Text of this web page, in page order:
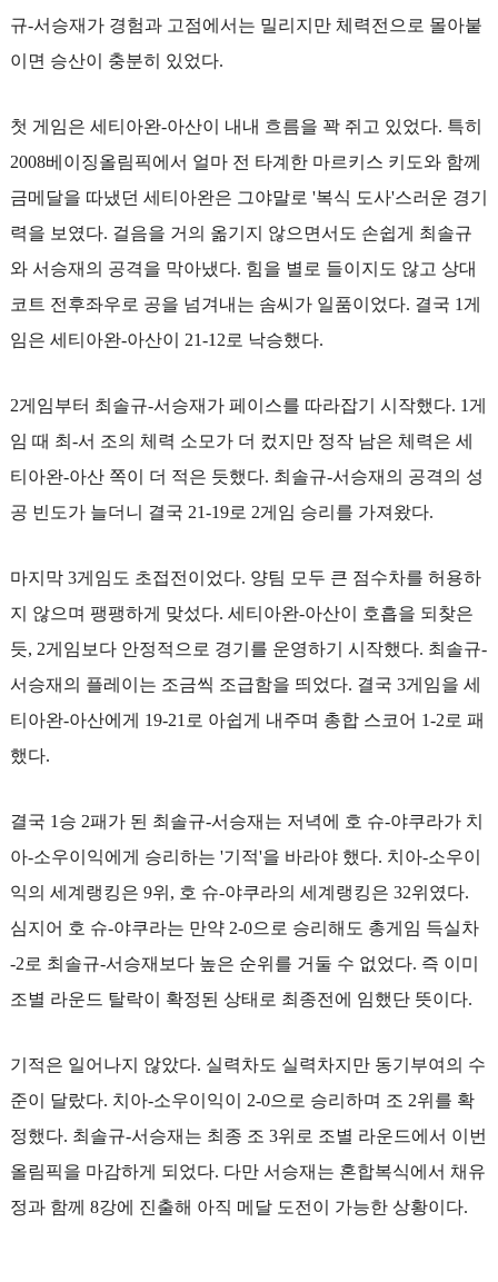
규-서승재가 경험과 고점에서는 밀리지만 체력전으로 몰아붙
이면 승산이 충분히 있었다.
첫 게임은 세티아완-아산이 내내 흐름을 꽉 쥐고 있었다. 특히
2008베이징올림픽에서 얼마 전 타계한 마르키스 키도와 함께
금메달을 따냈던 세티아완은 그야말로 '복식 도사'스러운 경기
력을 보였다. 걸음을 거의 옮기지 않으면서도 손쉽게 최솔규
와 서승재의 공격을 막아냈다. 힘을 별로 들이지도 않고 상대
코트 전후좌우로 공을 넘겨내는 솜씨가 일품이었다. 결국 1게
임은 세티아완-아산이 21-12로 낙승했다.
2게임부터 최솔규-서승재가 페이스를 따라잡기 시작했다. 1게
임 때 최-서 조의 체력 소모가 더 컸지만 정작 남은 체력은 세
티아완-아산 쪽이 더 적은 듯했다. 최솔규-서승재의 공격의 성
공 빈도가 늘더니 결국 21-19로 2게임 승리를 가져왔다.
마지막 3게임도 초접전이었다. 양팀 모두 큰 점수차를 허용하
지 않으며 팽팽하게 맞섰다. 세티아완-아산이 호흡을 되찾은
듯, 2게임보다 안정적으로 경기를 운영하기 시작했다. 최솔규-
서승재의 플레이는 조금씩 조급함을 띄었다. 결국 3게임을 세
티아완-아산에게 19-21로 아쉽게 내주며 총합 스코어 1-2로 패
했다.
결국 1승 2패가 된 최솔규-서승재는 저녁에 호 슈-야쿠라가 치
아-소우이익에게 승리하는 '기적'을 바라야 했다. 치아-소우이
익의 세계랭킹은 9위, 호 슈-야쿠라의 세계랭킹은 32위였다.
심지어 호 슈-야쿠라는 만약 2-0으로 승리해도 총게임 득실차
-2로 최솔규-서승재보다 높은 순위를 거둘 수 없었다. 즉 이미
조별 라운드 탈락이 확정된 상태로 최종전에 임했단 뜻이다.
기적은 일어나지 않았다. 실력차도 실력차지만 동기부여의 수
준이 달랐다. 치아-소우이익이 2-0으로 승리하며 조 2위를 확
정했다. 최솔규-서승재는 최종 조 3위로 조별 라운드에서 이번
올림픽을 마감하게 되었다. 다만 서승재는 혼합복식에서 채유
정과 함께 8강에 진출해 아직 메달 도전이 가능한 상황이다.